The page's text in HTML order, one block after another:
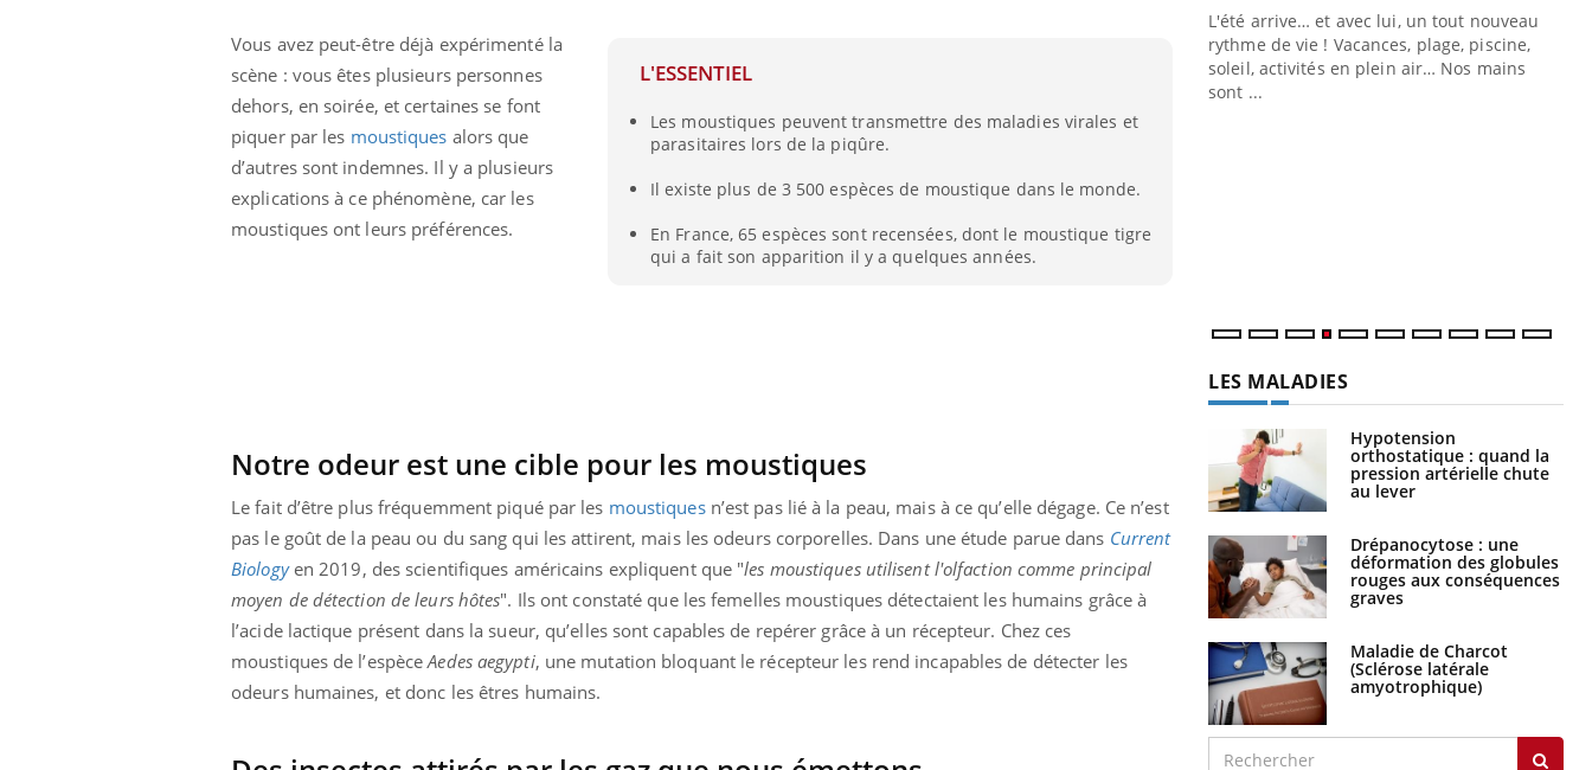
L'ESSENTIEL
Les moustiques peuvent transmettre des maladies virales et
parasitaires lors de la piqûre.
Il existe plus de 3 500 espèces de moustique dans le monde.
En France, 65 espèces sont recensées, dont le moustique tigre
qui a fait son apparition il y a quelques années.
Vous avez peut-être déjà expérimenté la
scène : vous êtes plusieurs personnes
dehors, en soirée, et certaines se font
piquer par les moustiques alors que
d’autres sont indemnes. Il y a plusieurs
explications à ce phénomène, car les
moustiques ont leurs préférences.
Notre odeur est une cible pour les moustiques
Le fait d’être plus fréquemment piqué par les moustiquesn’est pas lié à la peau, mais à ce qu’elle dégage. Ce n’est
pas le goût de la peau ou du sang qui les attirent, mais les odeurs corporelles. Dans une étude parue dans Current
Biologyen 2019, des scientifiques américains expliquent que "les moustiques utilisent l'olfaction comme principal
moyen de détection de leurs hôtes". Ils ont constaté que les femelles moustiques détectaient les humains grâce à
l’acide lactique présent dans la sueur, qu’elles sont capables de repérer grâce à un récepteur. Chez ces
moustiques de l’espèceAedes aegypti, une mutation bloquant le récepteur les rend incapables de détecter les
odeurs humaines, et donc les êtres humains.
d'autres non ! D'un côté, poser des
questions sur la maladie d'un proche c'est
L'été arrive… et avec lui, un tout nouveau
rythme de vie ! Vacances, plage, piscine,
soleil, activités en plein air… Nos mains
sont ...
LES MALADIES
Hypotension
orthostatique : quand la
pression artérielle chute
au lever
Drépanocytose : une
déformation des globules
rouges aux conséquences
graves
Maladie de Charcot
(Sclérose latérale
amyotrophique)